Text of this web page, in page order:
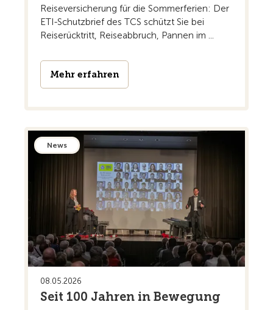
Reiseversicherung für die Sommerferien: Der
ETI-Schutzbrief des TCS schützt Sie bei
Reiserücktritt, Reiseabbruch, Pannen im ...
Mehr erfahren
News
08.05.2026
Seit 100 Jahren in Bewegung